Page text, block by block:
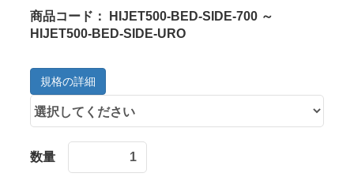
商品コード：
HIJET500-BED-SIDE-700 ～
HIJET500-BED-SIDE-URO
規格の詳細
数量